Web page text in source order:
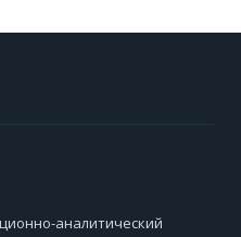
аналитический